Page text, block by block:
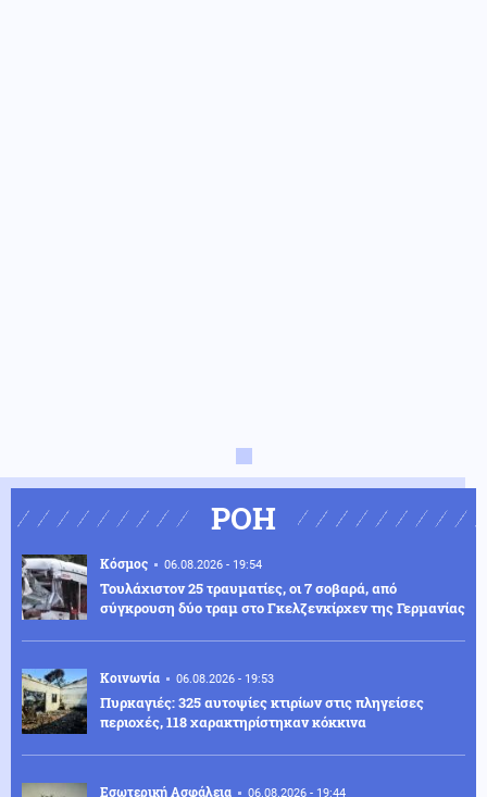
ΡΟΗ
Κόσμος 06.08.2026 - 19:54
Τουλάχιστον 25 τραυματίες, οι 7 σοβαρά, από
σύγκρουση δύο τραμ στο Γκελζενκίρχεν της Γερμανίας
Κοινωνία 06.08.2026 - 19:53
Πυρκαγιές: 325 αυτοψίες κτιρίων στις πληγείσες
περιοχές, 118 χαρακτηρίστηκαν κόκκινα
Εσωτερική Ασφάλεια 06.08.2026 - 19:44